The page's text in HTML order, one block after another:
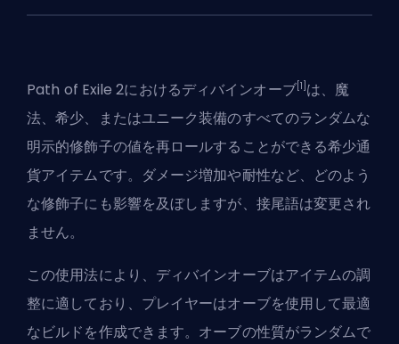
Path of Exile 2におけるディバインオーブ[1] は、魔
法、希少、またはユニーク装備のすべてのランダムな
明示的修飾子の値を再ロールすることができる希少通
貨アイテムです。ダメージ増加や耐性など、どのよう
な修飾子にも影響を及ぼしますが、接尾語は変更され
ません。
この使用法により、ディバインオーブはアイテムの調
整に適しており、プレイヤーはオーブを使用して最適
なビルドを作成できます。オーブの性質がランダムで